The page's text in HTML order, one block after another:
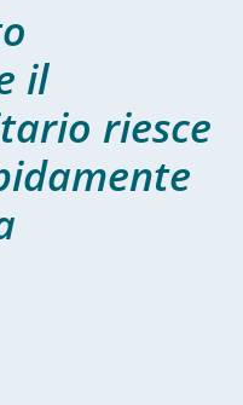
il
riesce